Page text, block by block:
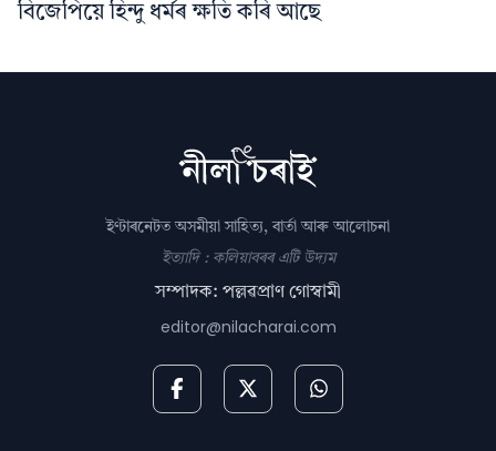
বিজেপিয়ে হিন্দু ধর্মৰ ক্ষতি কৰি আছে
ইণ্টাৰনেটত অসমীয়া সাহিত্য, বাৰ্তা আৰু আলোচনা
ইত্যাদি : কলিয়াবৰৰ এটি উদ্যম
সম্পাদক: পল্লৱপ্ৰাণ গোস্বামী
editor@nilacharai.com